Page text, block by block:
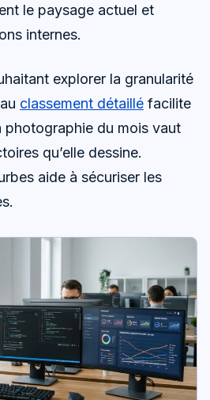
le paysage actuel et
internes.
explorer la granularité
classement détaillé facilite
photographie du mois vaut
qu’elle dessine.
aide à sécuriser les